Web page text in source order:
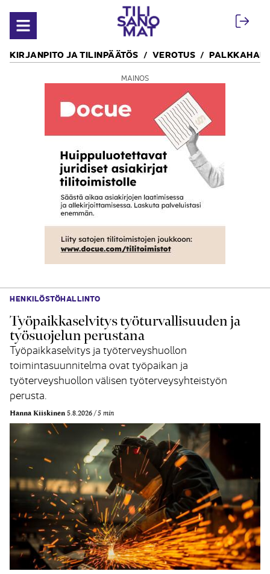
Avaa valikko
KIRJANPITO JA TILINPÄÄTÖS VEROTUS
MAINOS
HENKILÖSTÖHALLINTO
Työpaikkaselvitys työturvallisuuden ja
työsuojelun perustana
Työpaikkaselvitys ja työterveyshuollon
toimintasuunnitelma ovat työpaikan ja
työterveyshuollon välisen työterveysyhteistyön
perusta.
Hanna Kiiskinen 5.8.2026 5 min